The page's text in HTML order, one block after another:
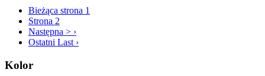
Bieżąca strona 1
Strona 2
Następna > ›
Ostatni Last ›
Kolor